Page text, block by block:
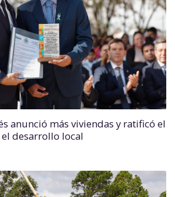
anunció más viviendas y ratificó el
desarrollo local